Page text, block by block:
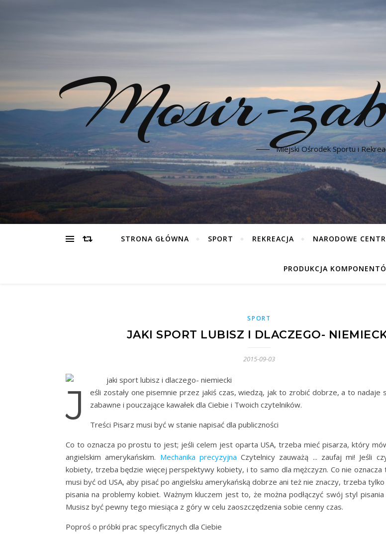
Mosir- Miejski Ośrodek Sportu i
STRONA GŁÓWNA SPORT REKREACJA NARODOWE
PRODUKCJA
SPORT
JAKI SPORT LUBISZ I DLACZEGO-
2015-09-03
J
eśli zostały one pisemnie przez jakiś czas, wiedzą, jak to zrobić dobrze, a to nadaje
zabawne i pouczające kawałek dla Ciebie i Twoich czytelników.
Treści Pisarz musi być w stanie napisać dla publiczności
Co to oznacza po prostu to jest; jeśli celem jest oparta USA, trzeba mieć pisarza, który
angielskim amerykańskim. Mechanika precyzyjna Czytelnicy zauważą ... zaufaj mi! Jeśli
kobiety, trzeba będzie więcej perspektywy kobiety, i to samo dla mężczyzn. Co nie
musi być od USA, aby pisać po angielsku amerykańską dobrze ani też nie znaczy, trzeba
pisania na problemy kobiet. Ważnym kluczem jest to, że można podłączyć swój styl
Musisz być pewny tego miesiąca z góry w celu zaoszczędzenia sobie cenny czas.
Poproś o próbki prac specyficznych dla Ciebie